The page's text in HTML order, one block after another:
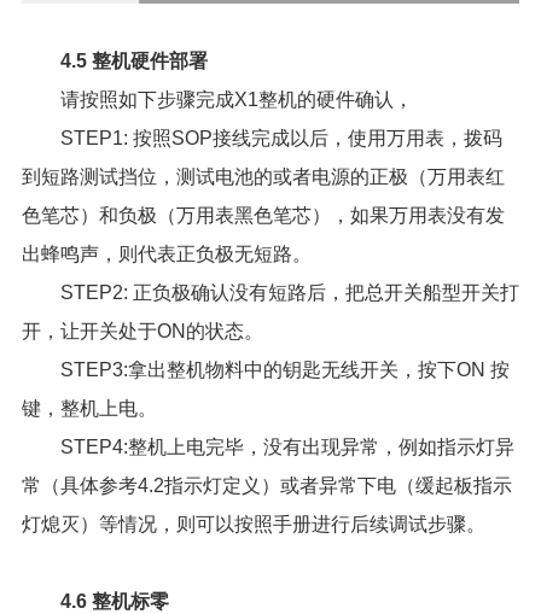
4.5 整机硬件部署
请按照如下步骤完成X1整机的硬件确认，
STEP1: 按照SOP接线完成以后，使用万用表，拨码
到短路测试挡位，测试电池的或者电源的正极（万用表红
色笔芯）和负极（万用表黑色笔芯），如果万用表没有发
出蜂鸣声，则代表正负极无短路。
STEP2: 正负极确认没有短路后，把总开关船型开关打
开，让开关处于ON的状态。
STEP3:拿出整机物料中的钥匙无线开关，按下ON 按
键，整机上电。
STEP4:整机上电完毕，没有出现异常，例如指示灯异
常（具体参考4.2指示灯定义）或者异常下电（缓起板指示
灯熄灭）等情况，则可以按照手册进行后续调试步骤。
4.6 整机标零